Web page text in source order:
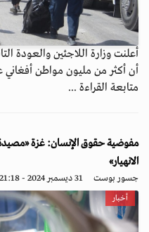
أعلنت وزارة اللاجئين والعودة
أن أكثر من مليون مواطن أفغاني
متابعة القراءة ...
مفوضية حقوق الإنسان: غزة
الانهيار»
جسور بوست 31 ديسمبر 2024 - 21:18
أخبار